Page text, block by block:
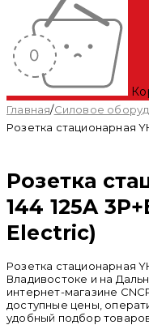
Главная/Силовое
Розетка стационарная
Розетка
144 125A
Electric)
Розетка стационарная
Владивостоке и на
интернет-магазине
доступные цены,
удобный подбор